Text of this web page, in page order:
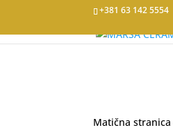
+381 63 142 5554
Matična stranica